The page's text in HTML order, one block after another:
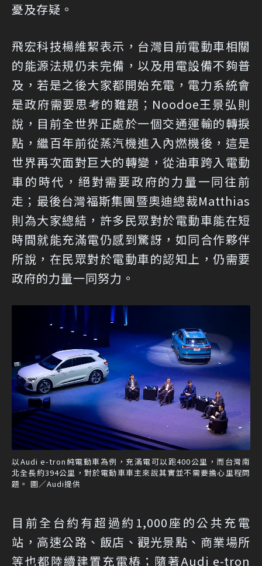
憂及存疑。
飛宏科技楊維絜表示，台灣目前電動車相關
的能源法規仍未完備，以及用電設備不夠普
及，若是之後大家都開始充電，電力系統會
是政府需要思考的難題；Noodoe王景弘則
說，目前全世界正處於一個交通運輸的轉捩
點，繼百年前從蒸汽機進入內燃機後，這是
世界再次面對巨大的轉變，從油車跨入電動
車的時代，絕對需要政府的力量一同往前
走；最後台灣福斯集團暨奧迪總裁Matthias
則為大家總結，許多民眾對於電動車能在短
時間就能充滿電仍感到驚訝，如同合作夥伴
所說，在民眾對於電動車的認知上，仍需要
政府的力量一同努力。
以Audi e-tron純電動車為例，充滿電可以跑400公里，而台灣南
北全長約394公里，對於電動車車主來說其實並不需要擔心里程問
題。 圖／Audi提供
目前全台約有超過約1,000座的公共充電
站，高速公路、飯店、觀光景點、商業場所
等也都陸續建置充電樁；隨著Audi e-tron